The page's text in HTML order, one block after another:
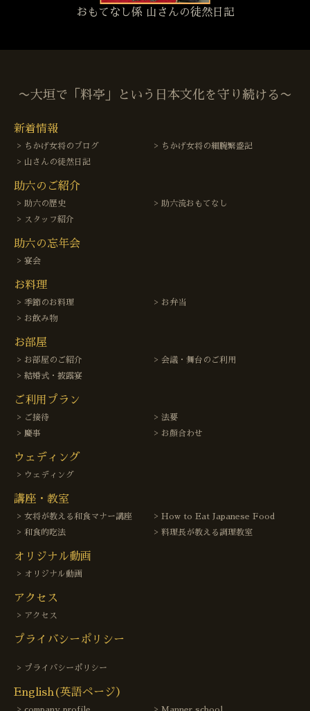
おもてなし係 山さんの徒然日記
〜大垣で「料亭」という日本文化を守り続ける〜
新着情報
ちかげ女将のブログ
ちかげ女将の細腕繁盛記
山さんの徒然日記
助六のご紹介
助六の歴史
助六流おもてなし
スタッフ紹介
助六の忘年会
宴会
お料理
季節のお料理
お弁当
お飲み物
お部屋
お部屋のご紹介
会議・舞台のご利用
結婚式・披露宴
ご利用プラン
ご接待
法要
慶事
お顔合わせ
ウェディング
ウェディング
講座・教室
女将が教える和食マナー講座
How to Eat Japanese Food
和食的吃法
料理長が教える調理教室
オリジナル動画
オリジナル動画
アクセス
アクセス
プライバシーポリシー
プライバシーポリシー
English(英語ページ）
company profile Manner school